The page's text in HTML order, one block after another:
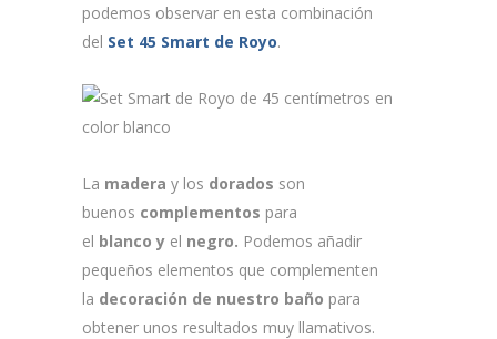
podemos observar en esta combinación
del Set 45 Smart de Royo.
La madera y los dorados son
buenos complementos para
el blanco y el negro. Podemos añadir
pequeños elementos que complementen
la decoración de nuestro baño para
obtener unos resultados muy llamativos.